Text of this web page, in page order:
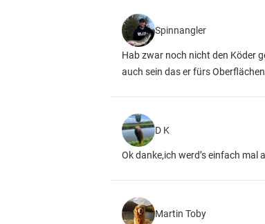
Spinnangler
Hab zwar noch nicht den Köder
auch sein das er fürs
D K
Ok danke,ich werd’s einfach mal
Martin Toby